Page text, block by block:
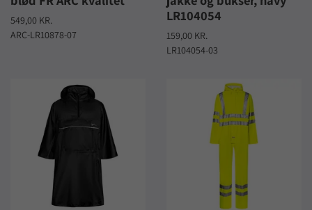
549,00 KR.
ARC-LR10878-07
LR104054
159,00 KR.
LR104054-03